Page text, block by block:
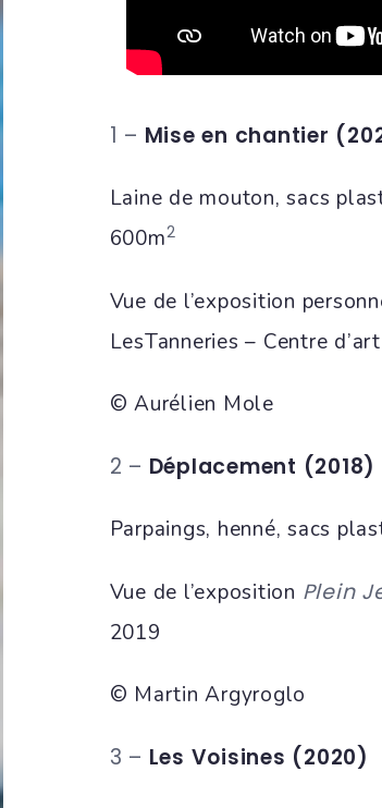
1 – Mise en chantier
Laine de mouton, sacs
600m2
Vue de l’exposition
LesTanneries – Centre
© Aurélien Mole
2 – Déplacement (2018)
Parpaings, henné, sacs
Vue de l’exposition Plein
2019
© Martin Argyroglo
3 – Les Voisines (2020)